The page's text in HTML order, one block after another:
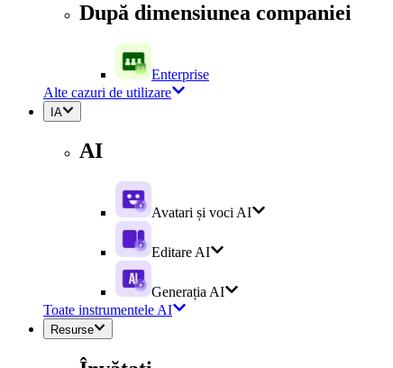
După dimensiunea companiei
Enterprise
Alte cazuri de utilizare
IA
AI
Avatari și voci AI
Editare AI
Generația AI
Toate instrumentele AI
Resurse